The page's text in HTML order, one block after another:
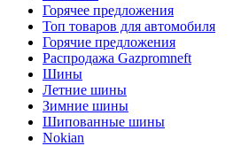
Горячее предложения
Топ товаров для автомобиля
Горячие предложения
Распродажа Gazpromneft
Шины
Летние шины
Зимние шины
Шипованные шины
Nokian